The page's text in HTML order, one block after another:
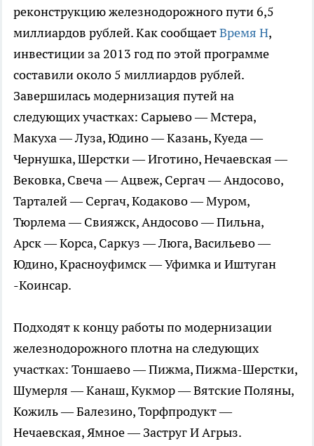
реконструкцию железнодорожного пути 6,5
миллиардов рублей. Как сообщаетВремя Н,
инвестиции за 2013 год по этой программе
составили около 5 миллиардов рублей.
Завершилась модернизация путей на
следующих участках: Сарыево — Мстера,
Макуха — Луза, Юдино — Казань, Куеда —
Чернушка, Шерстки — Иготино, Нечаевская —
Вековка, Свеча — Ацвеж, Сергач — Андосово,
Тарталей — Сергач, Кодаково — Муром,
Тюрлема — Свияжск, Андосово — Пильна,
Арск — Корса, Саркуз — Люга, Васильево —
Юдино, Красноуфимск — Уфимка и Иштуган
-Коинсар.
Подходят к концу работы по модернизации
железнодорожного плотна на следующих
участках: Тоншаево — Пижма, Пижма-Шерстки,
Шумерля — Канаш, Кукмор — Вятские Поляны,
Кожиль — Балезино, Торфпродукт —
Нечаевская, Ямное — Заструг И Агрыз.